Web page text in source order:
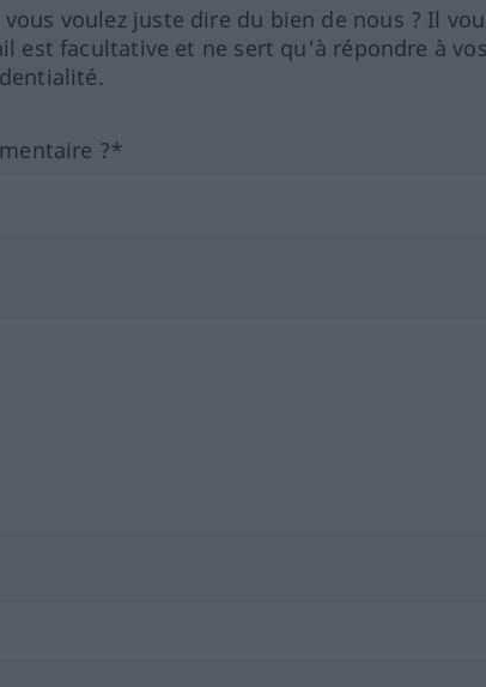
voulez juste dire du bien de nous ? Il
est facultative et ne sert qu'à répondre à
?*